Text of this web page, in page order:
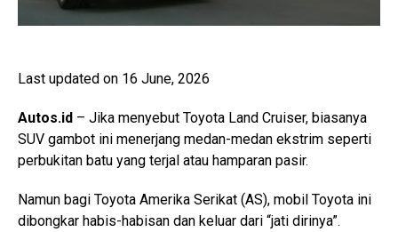
Last updated on 16 June, 2026
Autos.id – Jika menyebut Toyota Land Cruiser, biasanya
SUV gambot ini menerjang medan-medan ekstrim seperti
perbukitan batu yang terjal atau hamparan pasir.
Namun bagi Toyota Amerika Serikat (AS), mobil Toyota ini
dibongkar habis-habisan dan keluar dari “jati dirinya”.